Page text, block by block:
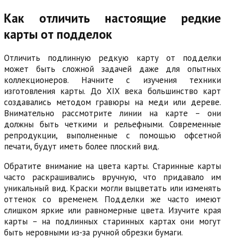
Как отличить настоящие редкие
карты от подделок
Отличить подлинную редкую карту от подделки
может быть сложной задачей даже для опытных
коллекционеров. Начните с изучения техники
изготовления карты. До XIX века большинство карт
создавались методом гравюры на меди или дереве.
Внимательно рассмотрите линии на карте – они
должны быть четкими и рельефными. Современные
репродукции, выполненные с помощью офсетной
печати, будут иметь более плоский вид.
Обратите внимание на цвета карты. Старинные карты
часто раскрашивались вручную, что придавало им
уникальный вид. Краски могли выцветать или изменять
оттенок со временем. Подделки же часто имеют
слишком яркие или равномерные цвета. Изучите края
карты – на подлинных старинных картах они могут
быть неровными из-за ручной обрезки бумаги.